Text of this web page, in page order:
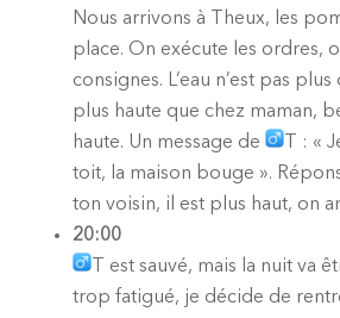
Nous arrivons à Theux, les
place. On exécute les ordres,
consignes. L’eau n’est pas
plus haute que chez maman,
haute. Un message de
T : «
toit, la maison bouge ».
ton voisin, il est plus haut, on
20:00
T est sauvé, mais la nuit va
trop fatigué, je décide de